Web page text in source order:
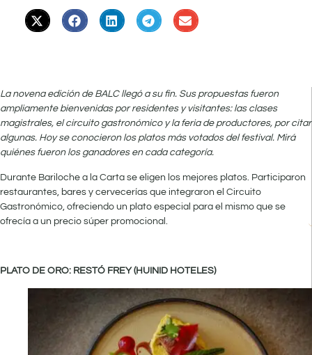
La novena edición de BALC llegó a su fin. Sus propuestas fueron
ampliamente bienvenidas por residentes y visitantes: las clases
magistrales, el circuito gastronómico y la feria de productores, por citar
algunas. Hoy se conocieron los platos más votados del festival. Mirá
quiénes fueron los ganadores en cada categoría.
Durante Bariloche a la Carta se eligen los mejores platos. Participaron
restaurantes, bares y cervecerías que integraron el Circuito
Gastronómico, ofreciendo un plato especial para el mismo que se
ofrecía a un precio súper promocional.
PLATO DE ORO: RESTÓ FREY (HUINID HOTELES)